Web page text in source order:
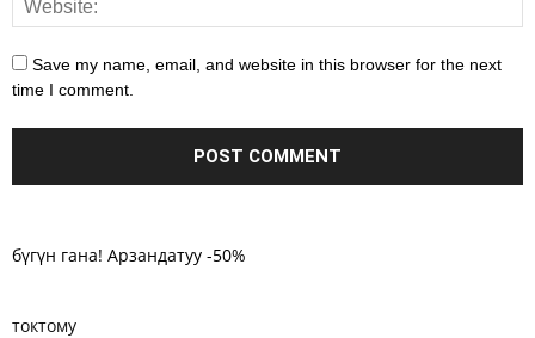
Save my name, email, and website in this browser for the next
time I comment.
бүгүн гана! Арзандатуу -50%
токтому